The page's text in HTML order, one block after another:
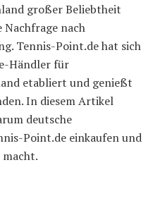
großer Beliebtheit
nach
Tennis-Point.de hat sich
Händler für
etabliert und genießt
In diesem Artikel
deutsche
Point.de einkaufen und
macht.